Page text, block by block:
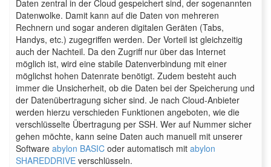
Daten zentral in der Cloud gespeichert sind, der sogenannten
Datenwolke. Damit kann auf die Daten von mehreren
Rechnern und sogar anderen digitalen Geräten (Tabs,
Handys, etc.) zugegriffen werden. Der Vorteil ist gleichzeitig
auch der Nachteil. Da den Zugriff nur über das Internet
möglich ist, wird eine stabile Datenverbindung mit einer
möglichst hohen Datenrate benötigt. Zudem besteht auch
immer die Unsicherheit, ob die Daten bei der Speicherung und
der Datenübertragung sicher sind. Je nach Cloud-Anbieter
werden hierzu verschieden Funktionen angeboten, wie die
verschlüsselte Übertragung per SSH. Wer auf Nummer sicher
gehen möchte, kann seine Daten auch manuell mit unserer
Software abylon BASIC oder automatisch mit abylon
SHAREDDRIVE verschlüsseln.